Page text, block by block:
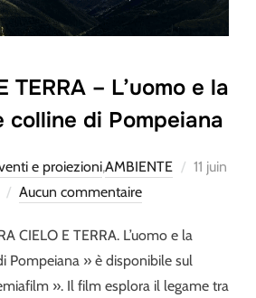
TERRA – L’uomo e la
colline di Pompeiana
e proiezioni,AMBIENTE
Publié
11 juin
Aucun commentaire
CIELO E TERRA. L’uomo e la
Pompeiana » è disponibile sul
». Il film esplora il legame tra